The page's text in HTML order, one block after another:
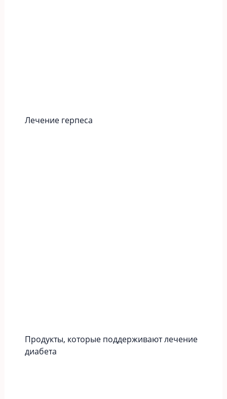
Лечение герпеса
Продукты, которые поддерживают лечение
диабета